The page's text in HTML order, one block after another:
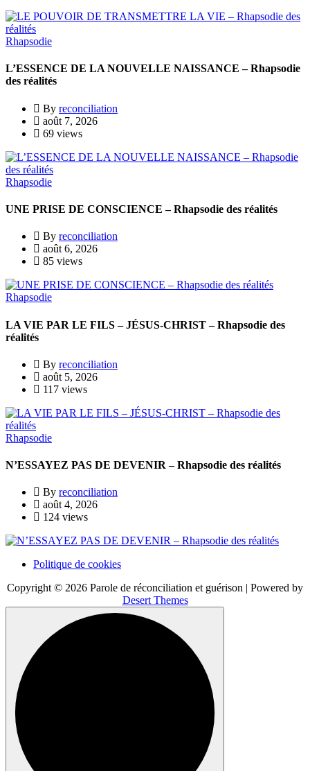
Rhapsodie
L’ESSENCE DE LA NOUVELLE NAISSANCE – Rhapsodie
des réalités
By reconciliation
août 7, 2026
69 views
Rhapsodie
UNE PRISE DE CONSCIENCE – Rhapsodie des réalités
By reconciliation
août 6, 2026
85 views
Rhapsodie
LA VIE PAR LE FILS – JÉSUS-CHRIST – Rhapsodie des
réalités
By reconciliation
août 5, 2026
117 views
Rhapsodie
N’ESSAYEZ PAS DE DEVENIR – Rhapsodie des réalités
By reconciliation
août 4, 2026
124 views
Politique de cookies
Copyright © 2026 Parole de réconciliation et guérison | Powered by
Desert Themes